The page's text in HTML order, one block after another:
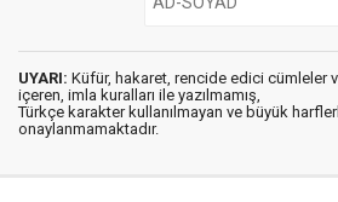
UYARI: Küfür, hakaret, rencide edici cümleler
içeren, imla kuralları ile yazılmamış,
Türkçe karakter kullanılmayan ve büyük
onaylanmamaktadır.